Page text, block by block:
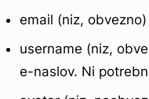
email (niz,
username (niz,
e-naslov. Ni